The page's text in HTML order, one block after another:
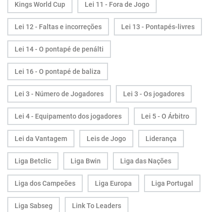
Kings World Cup Lei 11 - Fora de Jogo
Lei 12 - Faltas e incorreções Lei 13 - Pontapés-livres
Lei 14 - O pontapé de penálti
Lei 16 - O pontapé de baliza
Lei 3 - Número de Jogadores Lei 3 - Os jogadores
Lei 4 - Equipamento dos jogadores Lei 5 - O Árbitro
Lei da Vantagem Leis de Jogo Liderança
Liga Betclic Liga Bwin Liga das Nações
Liga dos Campeões Liga Europa Liga Portugal
Liga Sabseg Link To Leaders